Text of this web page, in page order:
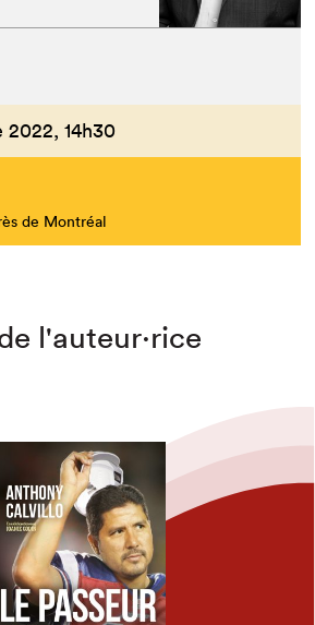
2022, 14h30
de Montréal
l'auteur·rice